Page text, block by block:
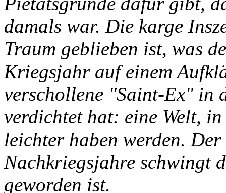
damals war. Die karge
Traum geblieben ist, was
Kriegsjahr auf einem
verschollene "Saint-Ex" in
verdichtet hat: eine Welt,
leichter haben werden.
Nachkriegsjahre schwingt
geworden ist.